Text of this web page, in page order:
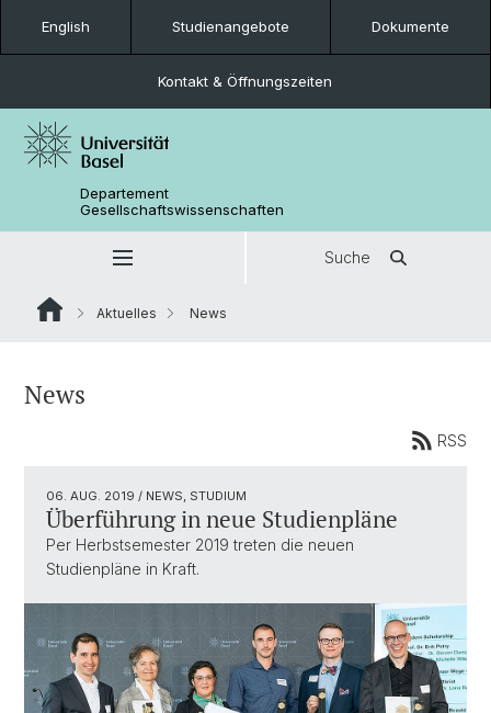
English Studienangebote Dokumente
Kontakt & Öffnungszeiten
Departement
Gesellschaftswissenschaften
Suche
Aktuelles News
News
RSS
06. AUG. 2019 / NEWS, STUDIUM
Überführung in neue Studienpläne
Per Herbstsemester 2019 treten die neuen
Studienpläne in Kraft.